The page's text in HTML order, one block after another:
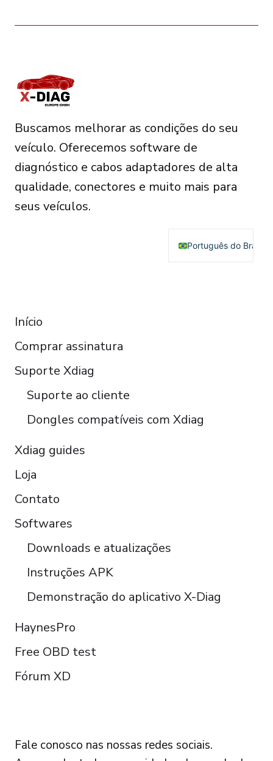
Buscamos melhorar as condições do seu
veículo. Oferecemos software de
diagnóstico e cabos adaptadores de alta
qualidade, conectores e muito mais para
seus veículos.
Português do Brasil
English
Início
Comprar assinatura
Suporte Xdiag
Suporte ao cliente
Dongles compatíveis com Xdiag
Xdiag guides
Loja
Contato
Softwares
Downloads e atualizações
Instruções APK
Demonstração do aplicativo X-Diag
HaynesPro
Free OBD test
Fórum XD
Fale conosco nas nossas redes sociais.